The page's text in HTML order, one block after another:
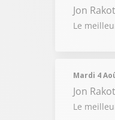
Jon
Le
Mardi 4
Jon
Le